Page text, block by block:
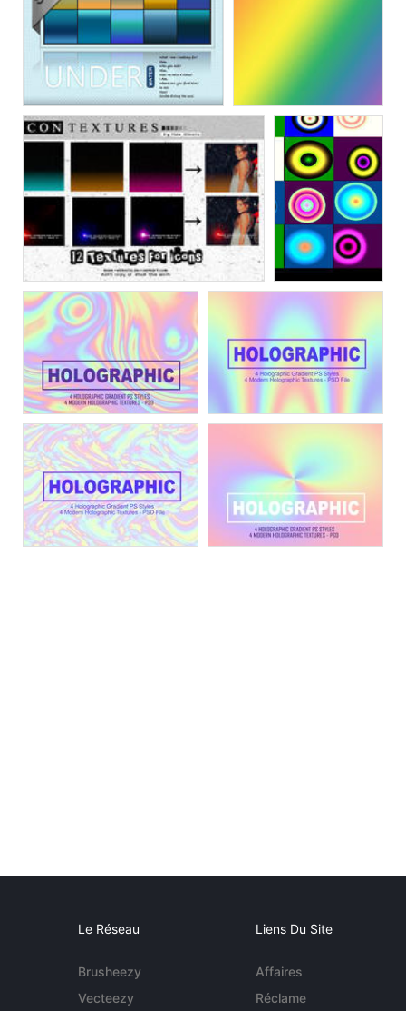
Le Réseau
Brusheezy
Vecteezy
Liens Du Site
Affaires
Réclame